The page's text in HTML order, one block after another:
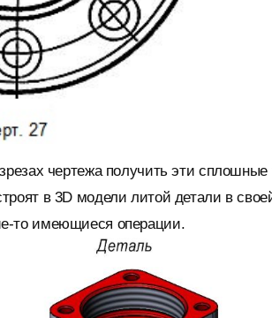
чертежа получить эти
в 3D модели литой детали в
то имеющиеся операции.